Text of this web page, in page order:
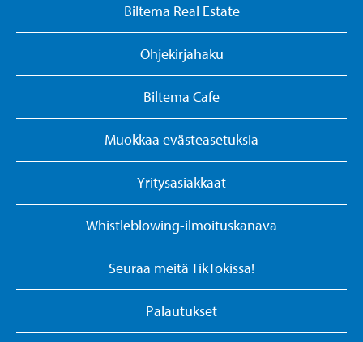
Biltema Real Estate
Ohjekirjahaku
Biltema Cafe
Muokkaa evästeasetuksia
Yritysasiakkaat
Whistleblowing-ilmoituskanava
Seuraa meitä TikTokissa!
Palautukset